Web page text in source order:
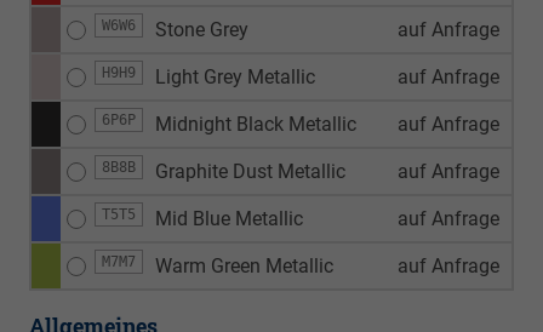
W6W6 Stone Grey auf Anfrage
H9H9 Light Grey Metallic auf Anfrage
6P6P Midnight Black Metallic auf Anfrage
8B8B Graphite Dust Metallic auf Anfrage
T5T5 Mid Blue Metallic auf Anfrage
M7M7 Warm Green Metallic auf Anfrage
Allgemeines